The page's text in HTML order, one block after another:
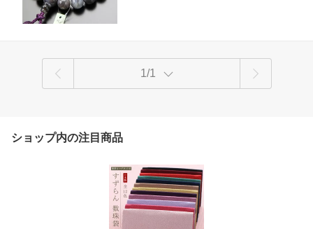
1/1
ショップ内の注目商品